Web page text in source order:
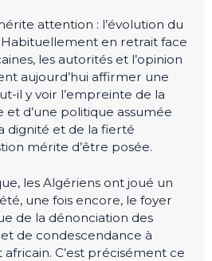
attention : l’évolution du
Habituellement en retrait face
les autorités et l’opinion
aujourd’hui affirmer une
il y voir l’empreinte de la
d’une politique assumée
dignité et de la fierté
mérite d’être posée.
les Algériens ont joué un
une fois encore, le foyer
de la dénonciation des
de condescendance à
C’est précisément ce